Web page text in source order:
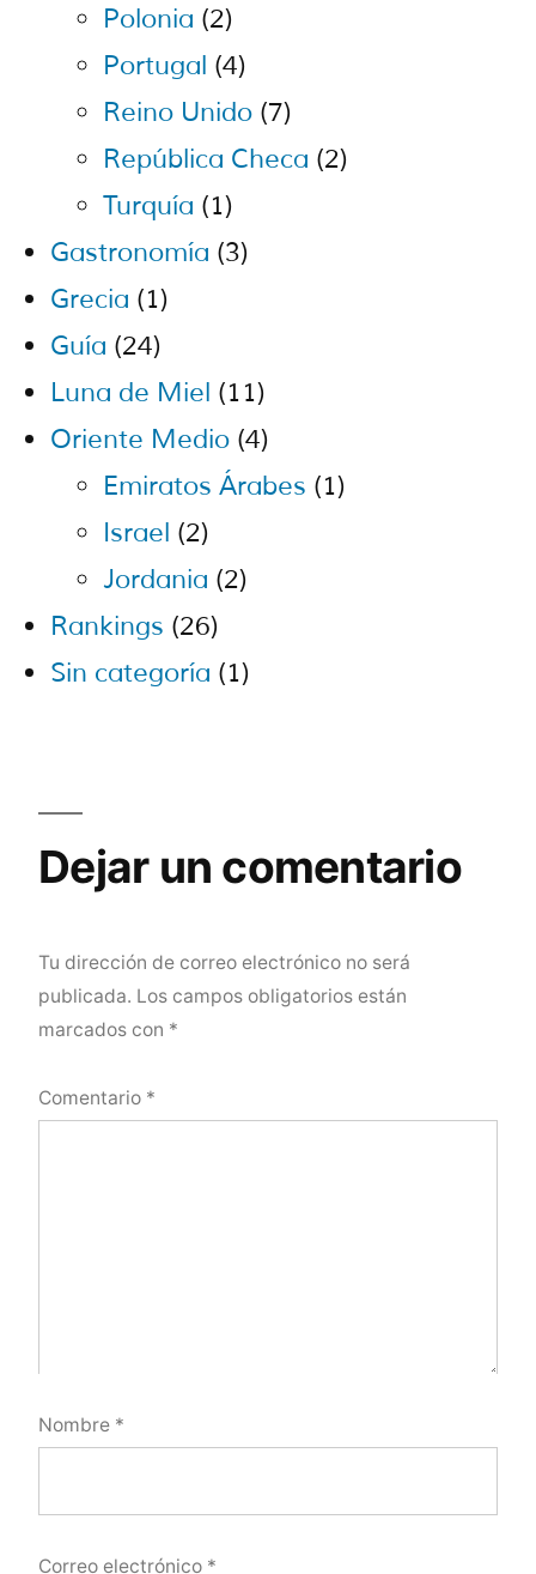
Polonia (2)
Portugal (4)
Reino Unido (7)
República Checa (2)
Turquía (1)
Gastronomía (3)
Grecia (1)
Guía (24)
Luna de Miel (11)
Oriente Medio (4)
Emiratos Árabes (1)
Israel (2)
Jordania (2)
Rankings (26)
Sin categoría (1)
Dejar un comentario
Tu dirección de correo electrónico no será
publicada. Los campos obligatorios están
marcados con *
Comentario *
Nombre *
Correo electrónico *